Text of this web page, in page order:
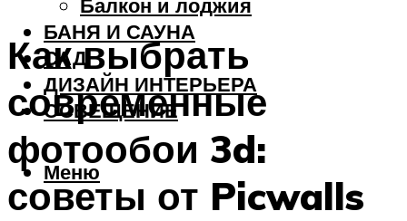
Балкон и лоджия
БАНЯ И САУНА
САД
ДИЗАЙН ИНТЕРЬЕРА
ОСВЕЩЕНИЕ
Меню
Как выбрать
современные
фотообои 3d:
советы от Picwalls